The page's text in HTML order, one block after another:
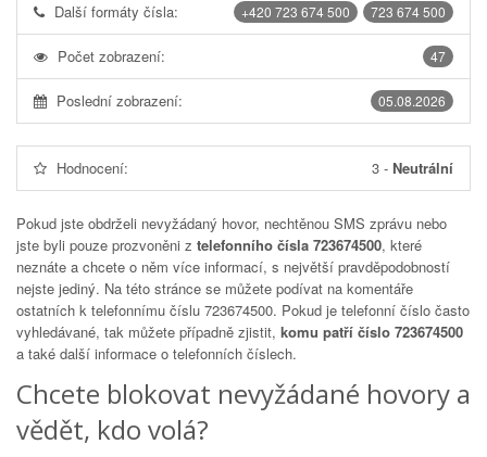
723 674 500
+420 723 674 500
Další formáty čísla:
47
Počet zobrazení:
05.08.2026
Poslední zobrazení:
Hodnocení: 3 - Neutrální
Pokud jste obdrželi nevyžádaný hovor, nechtěnou SMS zprávu nebo
jste byli pouze prozvoněni z telefonního čísla 723674500, které
neznáte a chcete o něm více informací, s největší pravděpodobností
nejste jediný. Na této stránce se můžete podívat na komentáře
ostatních k telefonnímu číslu 723674500. Pokud je telefonní číslo často
vyhledávané, tak můžete případně zjistit, komu patří číslo 723674500
a také další informace o telefonních číslech.
Chcete blokovat nevyžádané hovory a
vědět, kdo volá?